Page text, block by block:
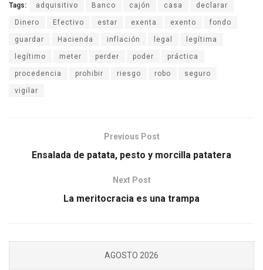
Tags: adquisitivo Banco cajón casa declarar
Dinero Efectivo estar exenta exento fondo
guardar Hacienda inflación legal legítima
legítimo meter perder poder práctica
procedencia prohibir riesgo robo seguro
vigilar
Previous Post
Ensalada de patata, pesto y morcilla patatera
Next Post
La meritocracia es una trampa
AGOSTO 2026